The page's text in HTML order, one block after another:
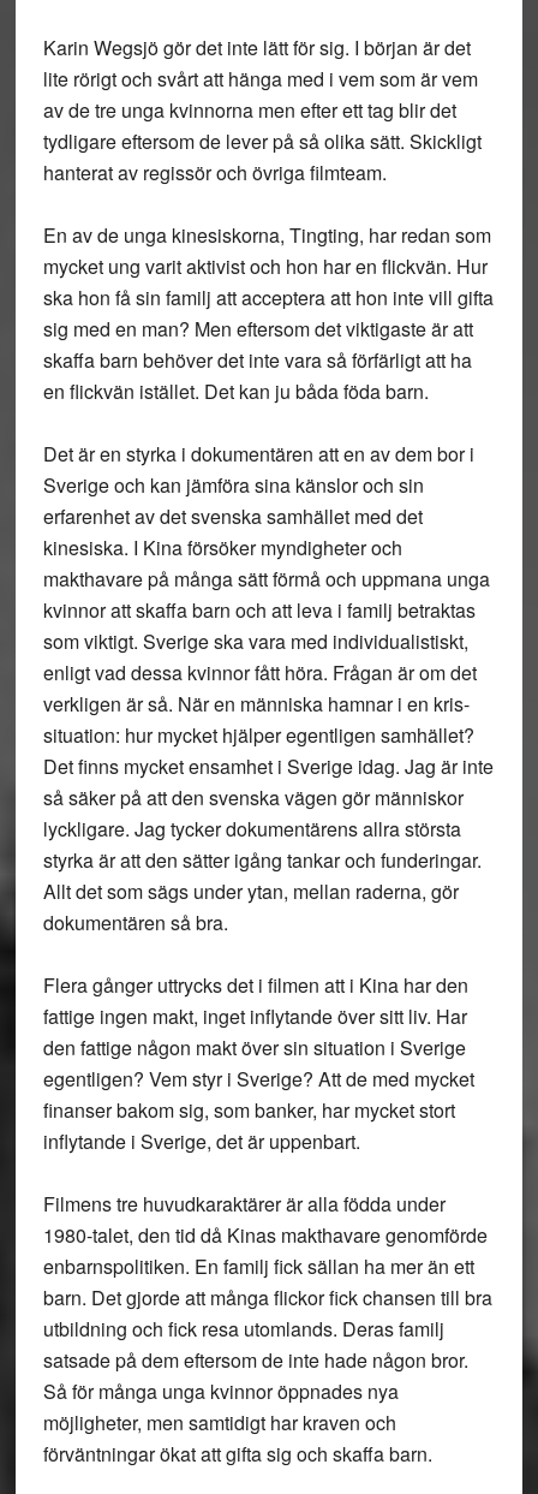
Karin Wegsjö gör det inte lätt för sig. I början är det
lite rörigt och svårt att hänga med i vem som är vem
av de tre unga kvinnorna men efter ett tag blir det
tydligare eftersom de lever på så olika sätt. Skickligt
hanterat av regissör och övriga filmteam.
En av de unga kinesiskorna, Tingting, har redan som
mycket ung varit aktivist och hon har en flickvän. Hur
ska hon få sin familj att acceptera att hon inte vill gifta
sig med en man? Men eftersom det viktigaste är att
skaffa barn behöver det inte vara så förfärligt att ha
en flickvän istället. Det kan ju båda föda barn.
Det är en styrka i dokumentären att en av dem bor i
Sverige och kan jämföra sina känslor och sin
erfarenhet av det svenska samhället med det
kinesiska. I Kina försöker myndigheter och
makthavare på många sätt förmå och uppmana unga
kvinnor att skaffa barn och att leva i familj betraktas
som viktigt. Sverige ska vara med individualistiskt,
enligt vad dessa kvinnor fått höra. Frågan är om det
verkligen är så. När en människa hamnar i en kris-
situation: hur mycket hjälper egentligen samhället?
Det finns mycket ensamhet i Sverige idag. Jag är inte
så säker på att den svenska vägen gör människor
lyckligare. Jag tycker dokumentärens allra största
styrka är att den sätter igång tankar och funderingar.
Allt det som sägs under ytan, mellan raderna, gör
dokumentären så bra.
Flera gånger uttrycks det i filmen att i Kina har den
fattige ingen makt, inget inflytande över sitt liv. Har
den fattige någon makt över sin situation i Sverige
egentligen? Vem styr i Sverige? Att de med mycket
finanser bakom sig, som banker, har mycket stort
inflytande i Sverige, det är uppenbart.
Filmens tre huvudkaraktärer är alla födda under
1980-talet, den tid då Kinas makthavare genomförde
enbarnspolitiken. En familj fick sällan ha mer än ett
barn. Det gjorde att många flickor fick chansen till bra
utbildning och fick resa utomlands. Deras familj
satsade på dem eftersom de inte hade någon bror.
Så för många unga kvinnor öppnades nya
möjligheter, men samtidigt har kraven och
förväntningar ökat att gifta sig och skaffa barn.